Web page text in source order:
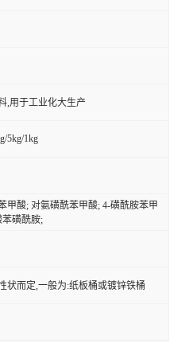
,用于工业化大生产
5kg/1kg
甲酸; 对氨磺酰苯甲酸; 4-磺酰胺苯甲
苯磺酰胺;
状而定,一般为:纸板桶或镀锌铁桶